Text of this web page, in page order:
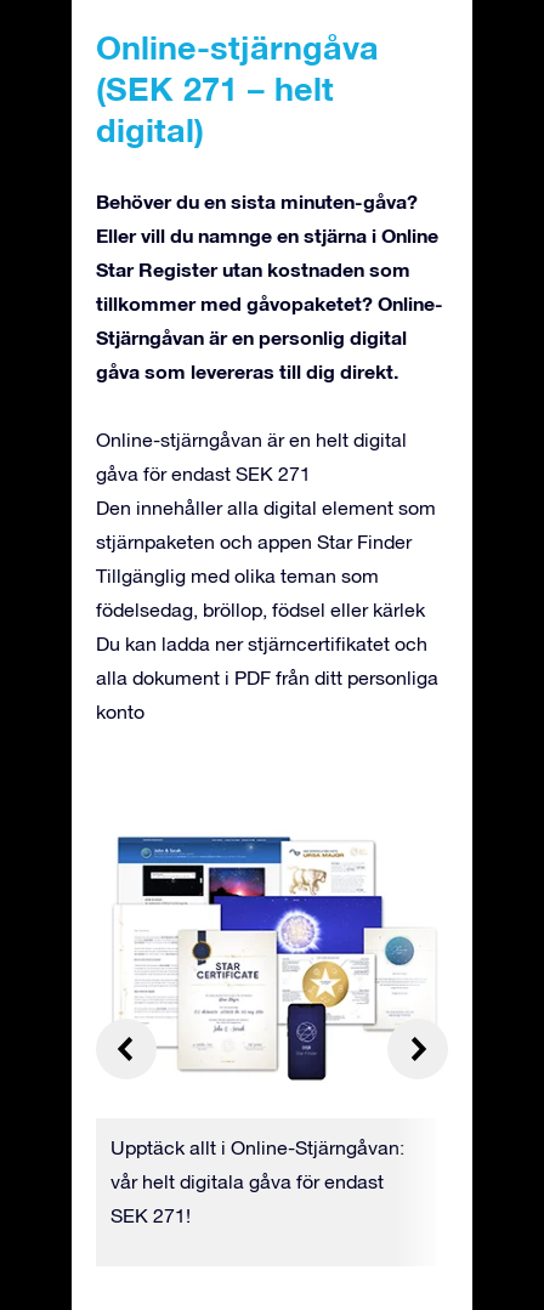
Online-stjärngåva
(SEK 271 – helt
digital)
Behöver du en sista minuten-gåva?
Eller vill du namnge en stjärna i Online
Star Register utan kostnaden som
tillkommer med gåvopaketet? Online-
Stjärngåvan är en personlig digital
gåva som levereras till dig direkt.
Online-stjärngåvan är en helt digital
gåva för endast SEK 271
Den innehåller alla digital element som
stjärnpaketen och appen Star Finder
Tillgänglig med olika teman som
födelsedag, bröllop, födsel eller kärlek
Du kan ladda ner stjärncertifikatet och
alla dokument i PDF från ditt personliga
konto
Upptäck allt i Online-Stjärngåvan:
vår helt digitala gåva för endast
SEK 271!